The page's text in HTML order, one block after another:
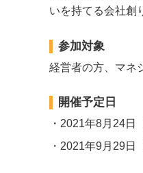
いを持てる会社創
参加対象
経営者の方、マネ
開催予定日
・2021年8月24
・2021年9月29